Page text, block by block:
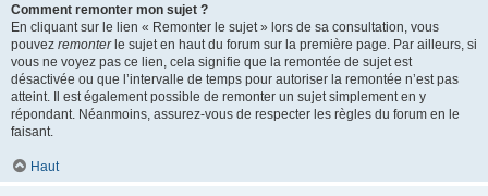
Comment remonter mon sujet ?
En cliquant sur le lien « Remonter le sujet » lors de sa consultation, vous
pouvez remonterle sujet en haut du forum sur la première page. Par ailleurs, si
vous ne voyez pas ce lien, cela signifie que la remontée de sujet est
désactivée ou que l’intervalle de temps pour autoriser la remontée n’est pas
atteint. Il est également possible de remonter un sujet simplement en y
répondant. Néanmoins, assurez-vous de respecter les règles du forum en le
faisant.
Haut